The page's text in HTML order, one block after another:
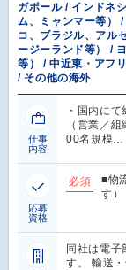
ガポール / インドネ
ム、ミャンマー等）
コ、ブラジル、アル
ージーランド等） /
等） / 中近東・アフ
/ その他の海外
仕事
内容
・国内に
（営業／
00名規模…
応募
資格
必須
■物
す）
同社は電子
す。 輸送